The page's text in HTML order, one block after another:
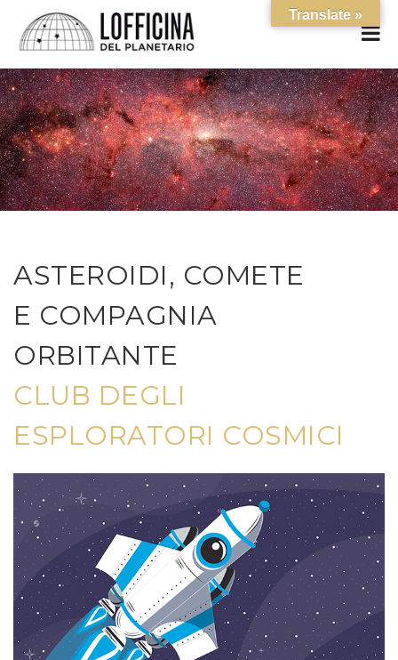
ASTEROIDI, COMETE
E COMPAGNIA
ORBITANTE
CLUB DEGLI
ESPLORATORI COSMICI
Translate »